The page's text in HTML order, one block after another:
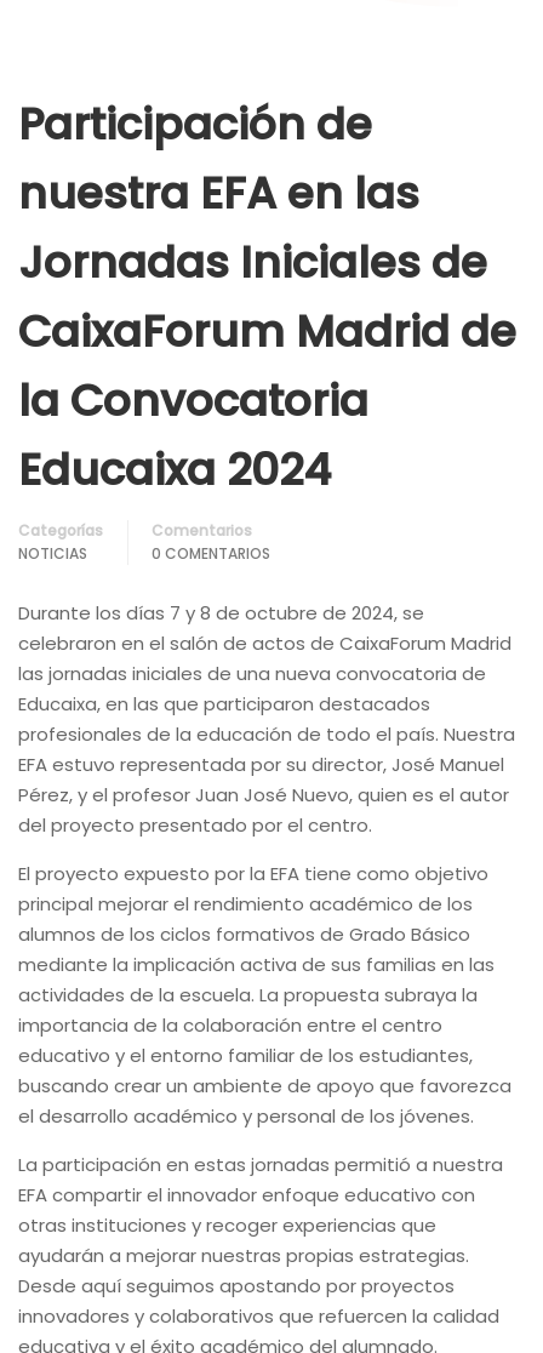
Participación de
nuestra EFA en las
Jornadas Iniciales de
CaixaForum Madrid de
la Convocatoria
Educaixa 2024
Categorías
NOTICIAS
Comentarios
0 COMENTARIOS
Durante los días 7 y 8 de octubre de 2024, se
celebraron en el salón de actos de CaixaForum Madrid
las jornadas iniciales de una nueva convocatoria de
Educaixa, en las que participaron destacados
profesionales de la educación de todo el país. Nuestra
EFA estuvo representada por su director, José Manuel
Pérez, y el profesor Juan José Nuevo, quien es el autor
del proyecto presentado por el centro.
El proyecto expuesto por la EFA tiene como objetivo
principal mejorar el rendimiento académico de los
alumnos de los ciclos formativos de Grado Básico
mediante la implicación activa de sus familias en las
actividades de la escuela. La propuesta subraya la
importancia de la colaboración entre el centro
educativo y el entorno familiar de los estudiantes,
buscando crear un ambiente de apoyo que favorezca
el desarrollo académico y personal de los jóvenes.
La participación en estas jornadas permitió a nuestra
EFA compartir el innovador enfoque educativo con
otras instituciones y recoger experiencias que
ayudarán a mejorar nuestras propias estrategias.
Desde aquí seguimos apostando por proyectos
innovadores y colaborativos que refuercen la calidad
educativa y el éxito académico del alumnado.